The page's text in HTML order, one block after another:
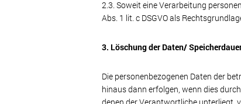
2.3. Soweit eine Verarbeitung
Abs. 1 lit. c DSGVO als
3. Löschung der Daten/
Die personenbezogenen Daten der
hinaus dann erfolgen, wenn dies